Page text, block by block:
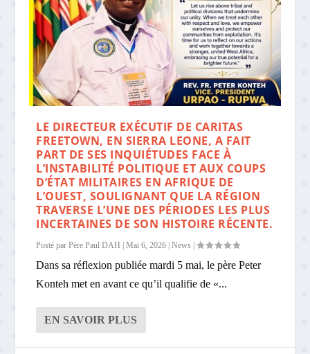
LE DIRECTEUR EXÉCUTIF DE CARITAS
FREETOWN, EN SIERRA LEONE, A FAIT
PART DE SES INQUIÉTUDES FACE À
L’INSTABILITÉ POLITIQUE ET AUX COUPS
D’ÉTAT MILITAIRES EN AFRIQUE DE
L’OUEST, SOULIGNANT QUE LA RÉGION
TRAVERSE L’UNE DES PÉRIODES LES PLUS
INCERTAINES DE SON HISTOIRE RÉCENTE.
Posté parPère Paul DAH |Mai 6, 2026 |News |
Dans sa réflexion publiée mardi 5 mai, le père Peter
Konteh met en avant ce qu’il qualifie de «...
EN SAVOIR PLUS